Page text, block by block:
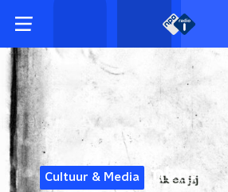
Cultuur & Media